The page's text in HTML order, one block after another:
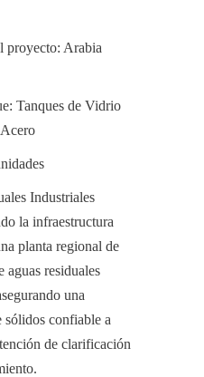
proyecto: Arabia
Tanques de Vidrio
Industriales
la infraestructura
planta regional de
aguas residuales
una
sólidos confiable a
de clarificación